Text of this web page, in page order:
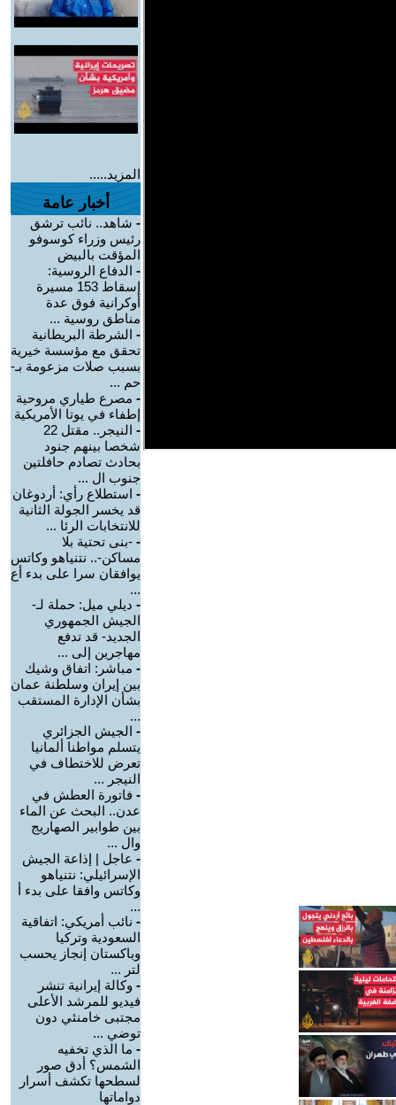
المزيد.....
أخبار عامة
- شاهد.. نائب ترشق
رئيس وزراء كوسوفو
المؤقت بالبيض
- الدفاع الروسية:
إسقاط 153 مسيرة
أوكرانية فوق عدة
مناطق روسية ...
- الشرطة البريطانية
تحقق مع مؤسسة خيرية
بسبب صلات مزعومة بـ-
حم ...
- مصرع طياري مروحية
إطفاء في يوتا الأمريكية
-
النيجر.. مقتل 22
شخصا بينهم جنود
بحادث تصادم حافلتين
جنوب ال ...
- استطلاع رأي: أردوغان
قد يخسر الجولة الثانية
للانتخابات الرئا ...
- -بنى تحتية بلا
مساكن-.. نتنياهو وكاتس
يوافقان سرا على بدء أع
...
- ديلي ميل: حملة لـ-
الجيش الجمهوري
الجديد- قد تدفع
مهاجرين إلى ...
- مباشر: اتفاق وشيك
بين إيران وسلطنة عمان
بشأن الإدارة المستقب
...
- الجيش الجزائري
يتسلم مواطنا ألمانيا
تعرض للاختطاف في
النيجر ...
- فاتورة العطش في
عدن.. البحث عن الماء
بين طوابير الصهاريج
وال ...
- عاجل | إذاعة الجيش
الإسرائيلي: نتنياهو
وكاتس وافقا على بدء أ
...
- نائب أمريكي: اتفاقية
السعودية وتركيا
وباكستان إنجاز يحسب
لتر ...
- وكالة إيرانية تنشر
فيديو للمرشد الأعلى
مجتبى خامنئي دون
توضي ...
- ما الذي تخفيه
الشمس؟ أدق صور
لسطحها تكشف أسرار
دواماتها